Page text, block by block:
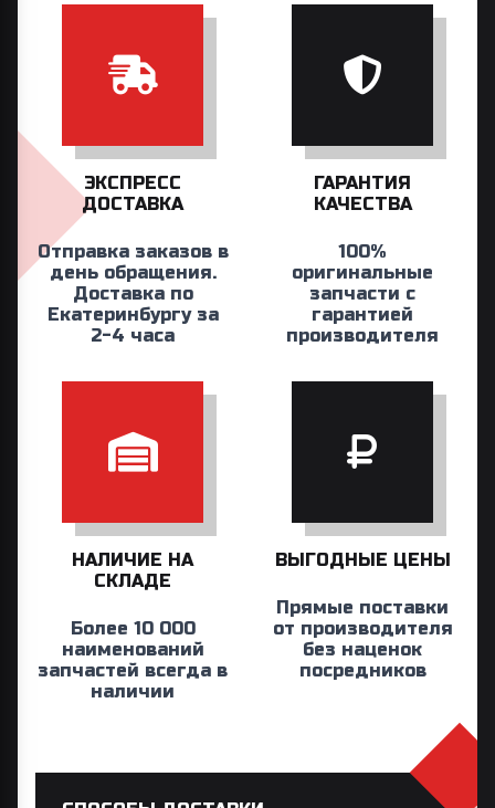
ЭКСПРЕСС
ДОСТАВКА
Отправка заказов в
день обращения.
Доставка по
Екатеринбургу за
2-4 часа
ГАРАНТИЯ
КАЧЕСТВА
100%
оригинальные
запчасти с
гарантией
производителя
НАЛИЧИЕ НА
СКЛАДЕ
Более 10 000
наименований
запчастей всегда в
наличии
ВЫГОДНЫЕ ЦЕНЫ
Прямые поставки
от производителя
без наценок
посредников